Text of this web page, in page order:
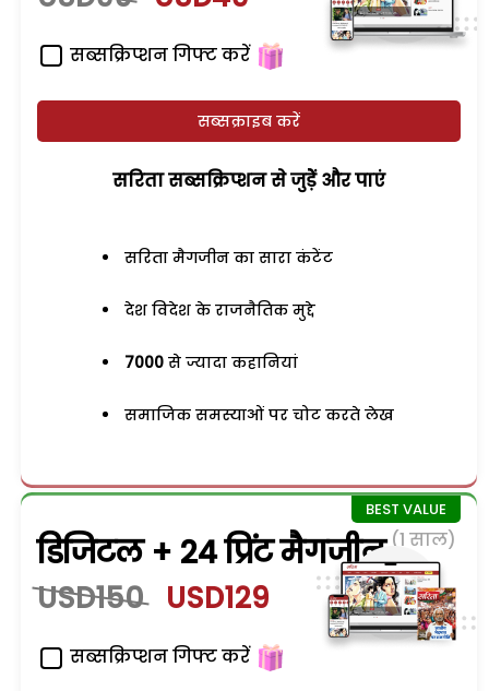
सब्सक्रिप्शन गिफ्ट करें
सब्सक्राइब करें
सरिता सब्सक्रिप्शन से जुड़ेें और पाएं
सरिता मैगजीन का सारा कंटेंट
देश विदेश के राजनैतिक मुद्दे
7000 से ज्यादा कहानियां
समाजिक समस्याओं पर चोट करते लेख
डिजिटल + 24 प्रिंट मैगजीन (1 साल)
USD150 USD129
सब्सक्रिप्शन गिफ्ट करें